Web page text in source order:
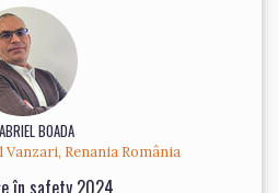
BOADA
Renania România
în safety 2024